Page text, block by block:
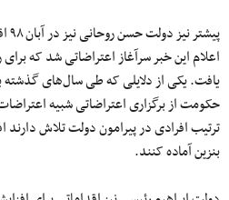
اعلام این خبر سرآغاز اعتراضاتی شد که
یافت. یکی از دلایلی که طی سال‌های گذشته
ترتیب افرادی در پیرامون دولت تلاش
بنزین آماده کنند.